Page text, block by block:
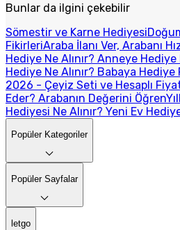
Bunlar da ilgini çekebilir
Sömestir ve Karne Hediyesi
FikirleriAraba İlanı Ver, Arabanı
Hediye Ne Alınır? Anneye
Hediye Ne Alınır? Babaya Hediye
2026 - Çeyiz Seti ve Hesaplı
Eder? Arabanın Değerini Öğren
Hediyesi Ne Alınır? Yeni Ev
Popüler Kategoriler
Popüler Sayfalar
letgo